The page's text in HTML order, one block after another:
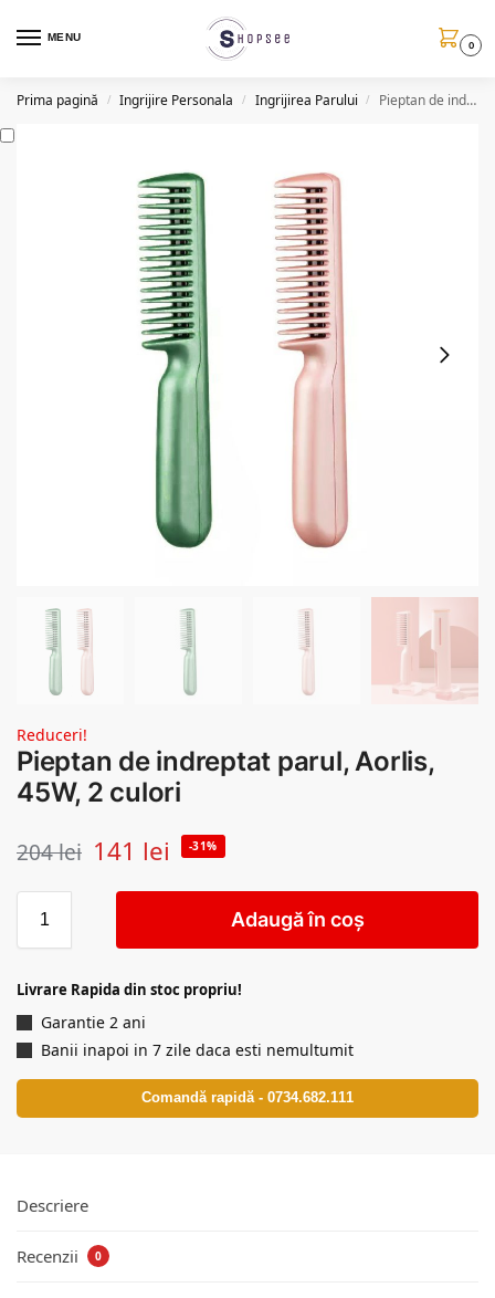
MENU
0
Prima pagină / Ingrijire Personala / Ingrijirea Parului / Pieptan de indreptat parul, Aorlis, 45W, 2 culori
Reduceri!
Pieptan de indreptat parul, Aorlis,
45W, 2 culori
204lei 141 lei -31%
Adaugă în coș
Livrare Rapida din stoc propriu!
Garantie 2 ani
Banii inapoi in 7 zile daca esti nemultumit
Comandă rapidă - 0734.682.111
Descriere
Recenzii 0